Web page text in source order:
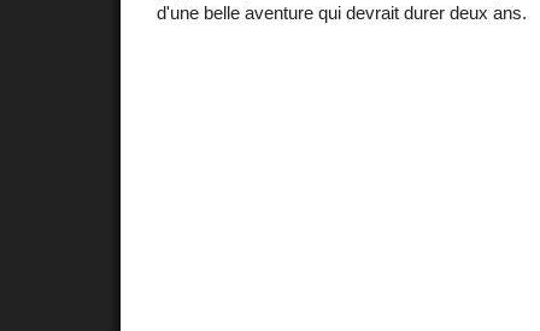
d'une belle aventure qui devrait durer deux ans.